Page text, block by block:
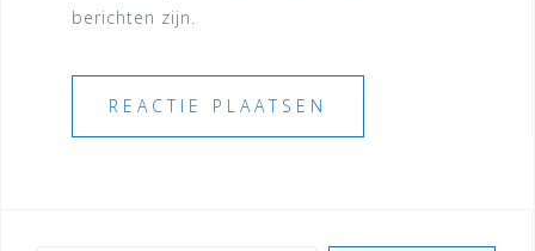
berichten zijn.